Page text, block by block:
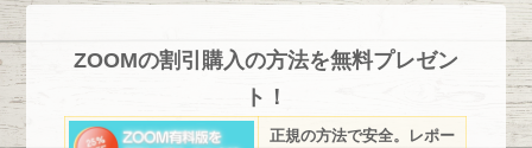
ZOOMの割引購入の方法を無料プレゼン
ト！
正規の方法で安全。レポー